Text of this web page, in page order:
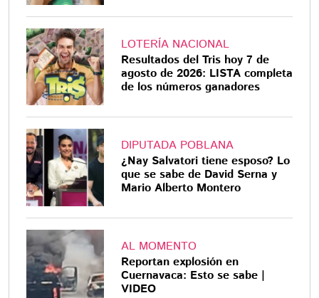
LOTERÍA NACIONAL
Resultados del Tris hoy 7 de
agosto de 2026: LISTA completa
de los números ganadores
DIPUTADA POBLANA
¿Nay Salvatori tiene esposo? Lo
que se sabe de David Serna y
Mario Alberto Montero
AL MOMENTO
Reportan explosión en
Cuernavaca: Esto se sabe |
VIDEO